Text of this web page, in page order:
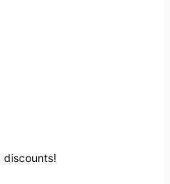
discounts!